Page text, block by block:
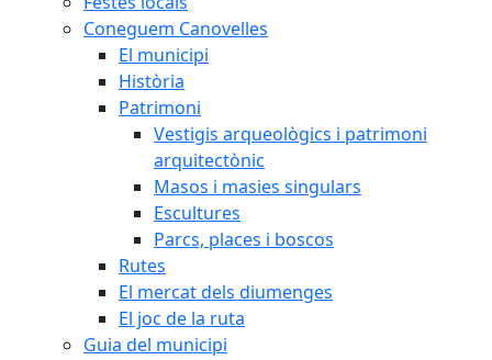
Coneguem Canovelles
El municipi
Història
Patrimoni
Vestigis arqueològics i patrimoni
arquitectònic
Masos i masies singulars
Escultures
Parcs, places i boscos
Rutes
El mercat dels diumenges
El joc de la ruta
Guia del municipi